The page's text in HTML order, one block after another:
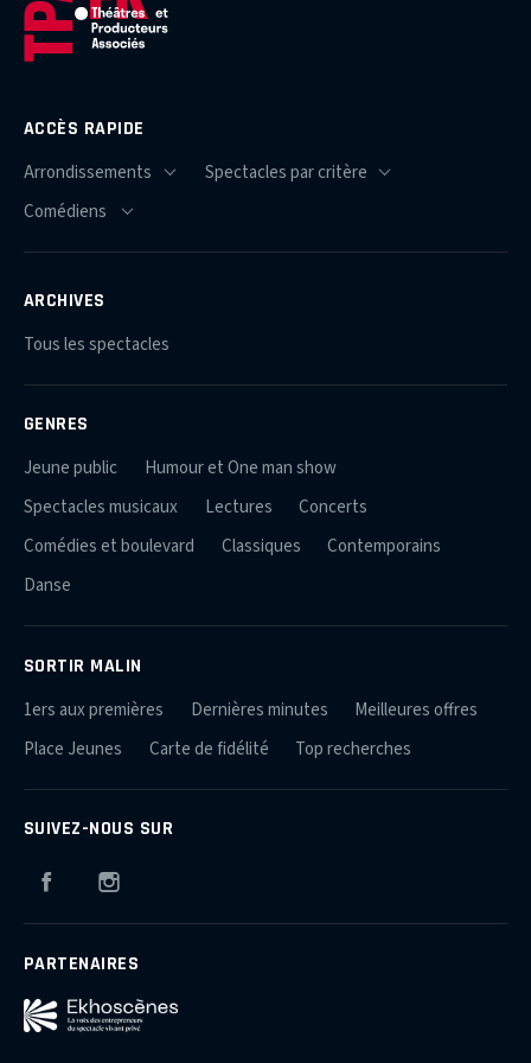
ACCÈS RAPIDE
ARCHIVES
Tous les spectacles
GENRES
Jeune public
Humour et One man show
Spectacles musicaux
Lectures
Concerts
Comédies et boulevard
Classiques
Contemporains
Danse
SORTIR MALIN
1ers aux premières Dernières minutes
Meilleures offres
Place Jeunes
Carte de fidélité Top recherches
SUIVEZ-NOUS SUR
Facebook
PARTENAIRES